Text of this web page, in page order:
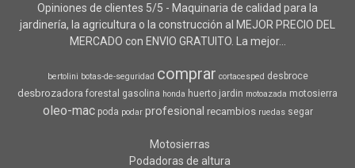
Opiniones de clientes 5/5 - Maquinaria de calidad para la
jardinería, la agricultura o la construcción al MEJOR PRECIO DEL
MERCADO con ENVIO GRATUITO. La mejor...
bertolini botas-de-seguridad comprar cortacesped desbroce
desbrozadora forestal gasolina honda huerto jardin motoazada motosierra
oleo-mac poda podar profesional recambios ruedas segar
Motosierras
Podadoras de altura